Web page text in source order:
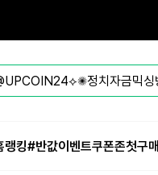
랭킹#반값이벤트쿠폰존첫구